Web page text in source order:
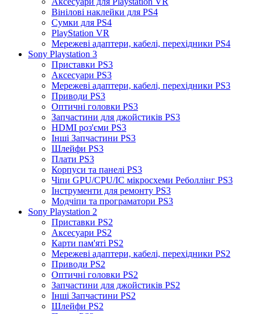
Вінілові наклейки для PS4
Сумки для PS4
PlayStation VR
Мережеві адаптери, кабелі, перехідники PS4
Sony Playstation 3
Приставки PS3
Аксесуари PS3
Мережеві адаптери, кабелі, перехідники PS3
Приводи PS3
Оптичні головки PS3
Запчастини для джойстиків PS3
HDMI роз'єми PS3
Інші Запчастини PS3
Шлейфи PS3
Плати PS3
Корпуси та панелі PS3
Чіпи GPU/CPU/IC мікросхеми Реболлінг PS3
Інструменти для ремонту PS3
Модчіпи та програматори PS3
Sony Playstation 2
Приставки PS2
Аксесуари PS2
Карти пам'яті PS2
Мережеві адаптери, кабелі, перехідники PS2
Приводи PS2
Оптичні головки PS2
Запчастини для джойстиків PS2
Інші Запчастини PS2
Шлейфи PS2